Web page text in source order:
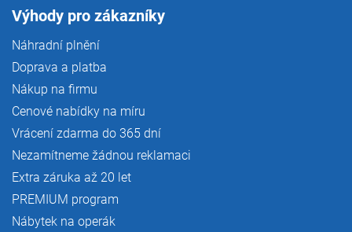
Výhody pro zákazníky
Náhradní plnění
Doprava a platba
Nákup na firmu
Cenové nabídky na míru
Vrácení zdarma do 365 dní
Nezamítneme žádnou reklamaci
Extra záruka až 20 let
PREMIUM program
Nábytek na operák